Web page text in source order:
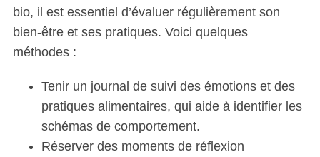
bio, il est essentiel d’évaluer régulièrement son
bien-être et ses pratiques. Voici quelques
méthodes :
Tenir un journal de suivi des émotions et des
pratiques alimentaires, qui aide à identifier les
schémas de comportement.
Réserver des moments de réflexion